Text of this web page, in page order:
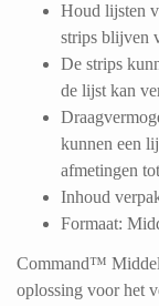
Houd lijsten
strips blijven
De strips
de lijst kan
kunnen een
afmetingen
Inhoud
Formaat:
Command™
oplossing voor het